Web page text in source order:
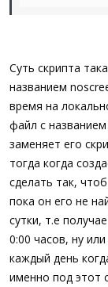
Sleep
Func
Local
If
EndIf
Next
Суть скрипта
названием
время на
файл с
заменяет его
тогда когда
сделать так,
пока он его не
сутки, т.е
0:00 часов, ну
каждый день
именно под этот